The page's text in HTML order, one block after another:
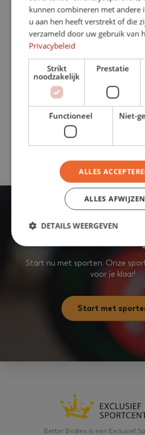
Bij iedere doelstelling hoort een
Daarom bieden wij verschillende
pakketten aan, zodat er voor
mogelijkheid is.
Bekijk onze mogelijkheden
Start nu met sporten. Onze
voor je klaar!
Start met
Better Bodies is een Exclusief
kunnen combineren met andere
u aan hen heeft verstrekt of die
verzameld door uw gebruik van
Privacybeleid
Strikt
noodzakelijk
Prestatie
Functioneel Niet-
ALLES
ALLES AFWIJZEN
DETAILS WEERGEVEN
Strikt noodzakelijk Prestatie
Strikt noodzakelijke cookies maken de
van de website mogelijk, zoals
accountbeheer. De website kan niet goed
YouTube